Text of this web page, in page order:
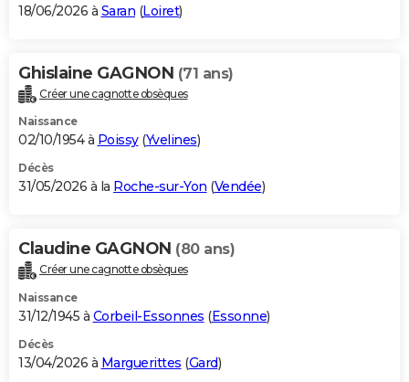
18/06/2026 à Saran (Loiret)
Ghislaine GAGNON (71 ans)
Créer une cagnotte obsèques
Naissance
02/10/1954 à Poissy(Yvelines)
Décès
31/05/2026 à la Roche-sur-Yon (Vendée)
Claudine GAGNON (80 ans)
Créer une cagnotte obsèques
Naissance
31/12/1945 à Corbeil-Essonnes (Essonne)
Décès
13/04/2026 à Marguerittes (Gard)